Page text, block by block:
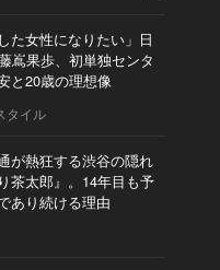
た女性になりたい」日
嶌果歩、初単独センタ
と20歳の理想像
タイル
が熱狂する渋谷の隠れ
茶太郎』。14年目も予
あり続ける理由